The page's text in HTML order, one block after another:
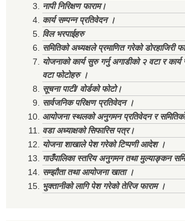
नापी निरिक्षण फाराम।
कार्य सम्पन्न प्रतिवेदन ।
विल भरपाईहरु
समितिको अध्यक्षले प्रमाणित गरेको डोरहाजिरी
योजनाको कार्य सुरु गर्नु अगाडीको २ वटा र
वटा फोटोहरु ।
सूचना पाटी/ वोर्डको फोटो।
सार्वजनिक परिक्षण प्रतिवेदन ।
आयोजना स्थलको अनुगमन प्रतिवेदन र
वडा अध्याक्षको सिफारिस पत्र।
योजना शाखाले पेश गरेको टिप्पणी आदेश ।
गाउँपालिका स्तरिय अनुगमन तथा मुल्याङ्कन
सम्झौता तथा आयोजना खाता ।
भुक्तानीको लागि पेश गरेको तेरिज फाराम ।